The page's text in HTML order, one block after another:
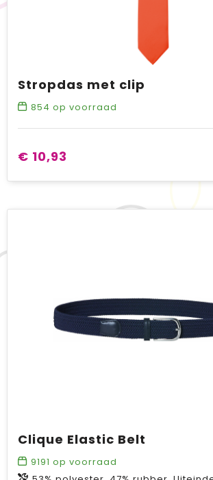
Stropdas met clip
854 op voorraad
€ 10,93
Clique Elastic Belt
9191 op voorraad